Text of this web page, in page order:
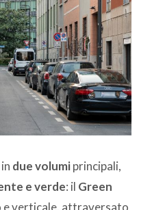
due volumiprincipali,
e verde: il Green